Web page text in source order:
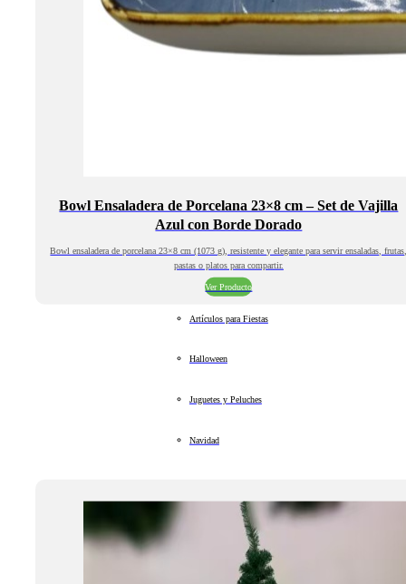
Bowl Ensaladera de Porcelana 23×8 cm – Set de Vajilla
Azul con Borde Dorado
Bowl ensaladera de porcelana 23×8 cm (1073 g), resistente y elegante para servir ensaladas,
pastas o platos para compartir.
Ver Producto
Artículos para Fiestas
Halloween
Juguetes y Peluches
Navidad